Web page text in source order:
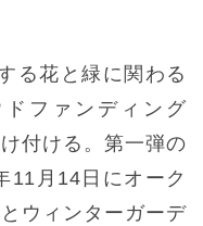
る花と緑に関わる
ファンディング
付ける。第一弾の
11月14日にオーク
ウィンターガーデ